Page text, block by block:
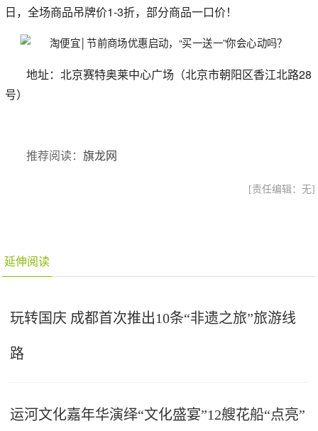
日，全场商品吊牌价1-3折，部分商品一口价！
地址：北京赛特奥莱中心广场（北京市朝阳区香江北路28
号）
推荐阅读：旗龙网
[责任编辑：无]
延伸阅读
玩转国庆 成都首次推出10条“非遗之旅”旅游线
路
运河文化嘉年华演绎“文化盛宴”12艘花船“点亮”